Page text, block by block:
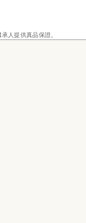
人提供真品保證。